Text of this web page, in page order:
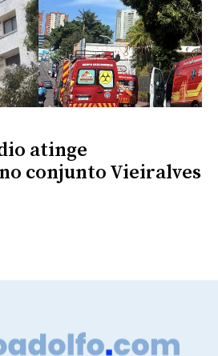
atinge
conjunto Vieiralves